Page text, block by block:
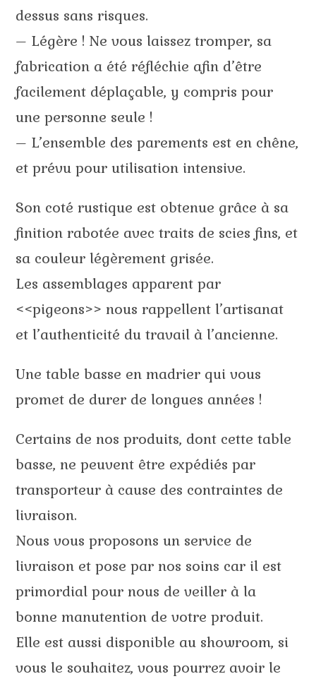
dessus sans risques.
– Légère ! Ne vous laissez tromper, sa
fabrication a été réfléchie afin d’être
facilement déplaçable, y compris pour
une personne seule !
– L’ensemble des parements est en chêne,
et prévu pour utilisation intensive.
Son coté rustique est obtenue grâce à sa
finition rabotée avec traits de scies fins, et
sa couleur légèrement grisée.
Les assemblages apparent par
<<pigeons>> nous rappellent l’artisanat
et l’authenticité du travail à l’ancienne.
Une table basse en madrier qui vous
promet de durer de longues années !
Certains de nos produits, dont cette table
basse, ne peuvent être expédiés par
transporteur à cause des contraintes de
livraison.
Nous vous proposons un service de
livraison et pose par nos soins car il est
primordial pour nous de veiller à la
bonne manutention de votre produit.
Elle est aussi disponible au showroom, si
vous le souhaitez, vous pourrez avoir le